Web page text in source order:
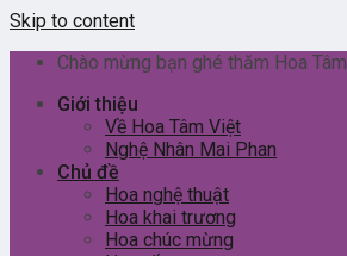
Skip to content
Chào mừng bạn ghé thăm Hoa
Giới thiệu
Về Hoa Tâm Việt
Nghệ Nhân Mai Phan
Chủ đề
Hoa nghệ thuật
Hoa khai trương
Hoa chúc mừng